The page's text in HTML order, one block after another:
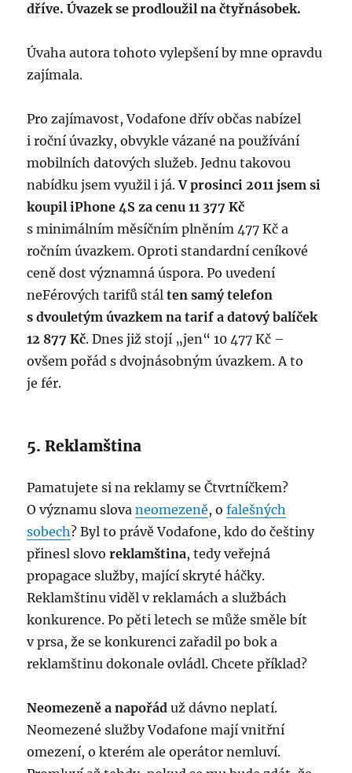
dříve. Úvazek se prodloužil na čtyřnásobek.
Úvaha autora tohoto vylepšení by mne opravdu
zajímala.
Pro zajímavost, Vodafone dřív občas nabízel
i roční úvazky, obvykle vázané na používání
mobilních datových služeb. Jednu takovou
nabídku jsem využil i já.V prosinci 2011 jsem si
koupil iPhone 4S za cenu 11 377 Kč
s minimálním měsíčním plněním 477 Kč a
ročním úvazkem. Oproti standardní ceníkové
ceně dost významná úspora. Po uvedení
neFérových tarifů stálten samý telefon
s dvouletým úvazkem na tarif a datový balíček
12 877 Kč. Dnes již stojí „jen“ 10 477 Kč –
ovšem pořád s dvojnásobným úvazkem. A to
je fér.
5. Reklamština
Pamatujete si na reklamy se Čtvrtníčkem?
O významu slovaneomezeně, ofalešných
sobech? Byl to právě Vodafone, kdo do češtiny
přinesl slovoreklamština, tedy veřejná
propagace služby, mající skryté háčky.
Reklamštinu viděl v reklamách a službách
konkurence. Po pěti letech se může směle bít
v prsa, že se konkurenci zařadil po bok a
reklamštinu dokonale ovládl. Chcete příklad?
Neomezeně a napořád už dávno neplatí.
Neomezené služby Vodafone mají vnitřní
omezení, o kterém ale operátor nemluví.